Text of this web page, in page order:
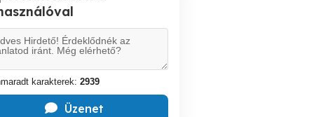
karakterek: 2939
Üzenet